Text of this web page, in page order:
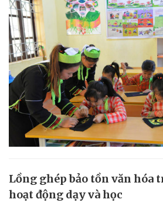
Lồng ghép bảo tồn văn hóa
hoạt động dạy và học